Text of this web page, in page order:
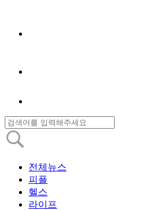
전체뉴스
피플
헬스
라이프